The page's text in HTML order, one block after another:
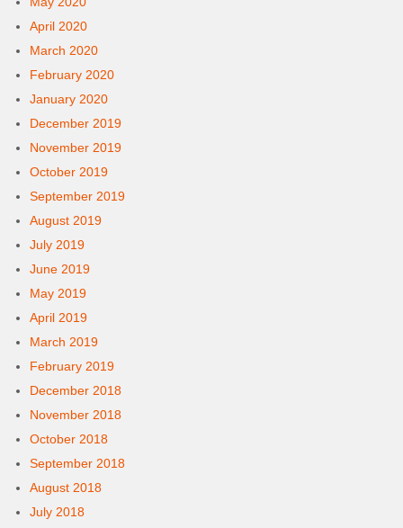
April 2020
March 2020
February 2020
January 2020
December 2019
November 2019
October 2019
September 2019
August 2019
July 2019
June 2019
May 2019
April 2019
March 2019
February 2019
December 2018
November 2018
October 2018
September 2018
August 2018
July 2018